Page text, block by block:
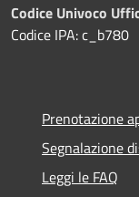
Codice Univoco
Codice IPA: c_b780
Prenotazione
Segnalazione
Leggi le FAQ